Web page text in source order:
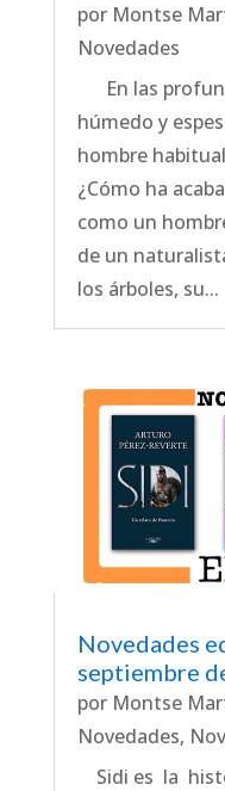
por Montse
Novedades
En las
húmedo y
hombre
¿Cómo ha
como un
de un
los árboles, su...
Novedades
septiembre
por Montse
Novedades,
Sidi es la